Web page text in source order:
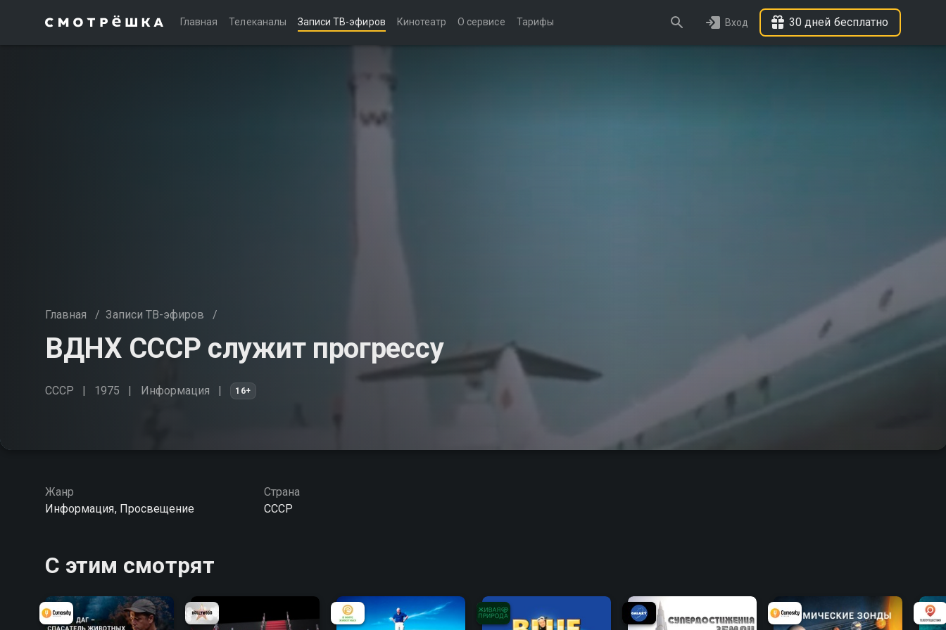
Главная Телеканалы Записи ТВ-эфиров Кинотеатр О сервисе Тарифы Вход 30 дней бесплатно
Главная / Записи ТВ-эфиров /
ВДНХ СССР служит прогрессу
СССР 1975 Информация 16+
Жанр
Информация, Просвещение
Страна
СССР
С этим смотрят